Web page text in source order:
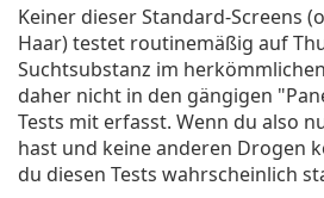
Keiner dieser Standard-Screens
Haar) testet routinemäßig auf
Suchtsubstanz im
daher nicht in den gängigen
Tests mit erfasst. Wenn du also
hast und keine anderen Drogen
du diesen Tests wahrscheinlich